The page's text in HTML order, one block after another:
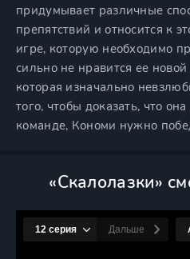
придумывает различные
препятствий и относится к
игре, которую необходимо
сильно не нравится ее
которая изначально
того, чтобы доказать, что
команде, Кономи нужно
«Скалолазки»